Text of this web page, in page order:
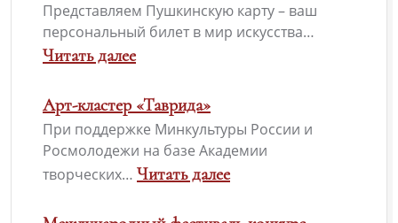
Представляем Пушкинскую карту – ваш
персональный билет в мир искусства…
Читать далее
Арт-кластер «Таврида»
При поддержке Минкультуры России и
Росмолодежи на базе Академии
творческих… Читать далее